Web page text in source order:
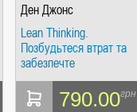
Ден Джонс
Lean Thinking.
Позбудьтеся втрат та
забезпечте
процвітання вашій
компанії790.00грн